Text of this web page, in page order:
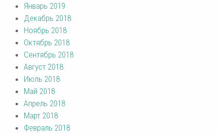
Январь 2019
Декабрь 2018
Ноябрь 2018
Октябрь 2018
Сентябрь 2018
Август 2018
Июль 2018
Май 2018
Апрель 2018
Март 2018
Февраль 2018